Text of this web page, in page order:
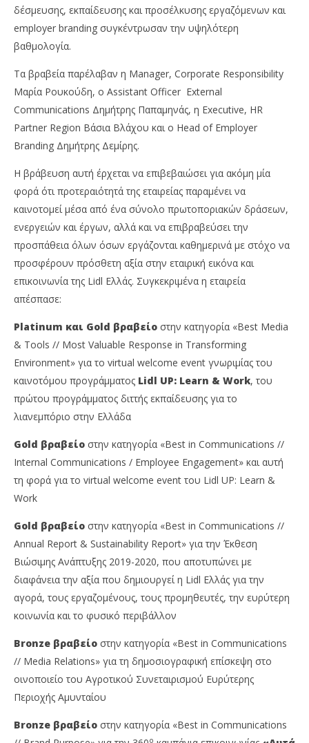
Lidl Ελλάς: Για 2η συνεχή χρονιά, αναδείχθηκε
«In-house PR Team of the Year» στα PR Awards
04/04/2023
pressroom
δέσμευσης, εκπαίδευσης και προσέλκυσης εργαζόμενων και
employer branding συγκέντρωσαν την υψηλότερη
βαθμολογία.
Τα βραβεία παρέλαβαν η Manager, Corporate Responsibility
Μαρία Ρουκούδη, ο Assistant Officer External
Communications Δημήτρης Παπαμηνάς, η Executive, HR
Partner Region Βάσια Βλάχου και ο Head of Employer
Branding Δημήτρης Δεμίρης.
Η βράβευση αυτή έρχεται να επιβεβαιώσει για ακόμη μία
φορά ότι προτεραιότητά της εταιρείας παραμένει να
καινοτομεί μέσα από ένα σύνολο πρωτοποριακών δράσεων,
ενεργειών και έργων, αλλά και να επιβραβεύσει την
προσπάθεια όλων όσων εργάζονται καθημερινά με στόχο να
προσφέρουν πρόσθετη αξία στην εταιρική εικόνα και
επικοινωνία της Lidl Ελλάς. Συγκεκριμένα η εταιρεία
απέσπασε:
Platinum και Gold βραβείο στην κατηγορία «Best Media
& Tools // Most Valuable Response in Transforming
Environment» για το virtual welcome event γνωριμίας του
καινοτόμου προγράμματος Lidl UP: Learn & Work, του
πρώτου προγράμματος διττής εκπαίδευσης για το
λιανεμπόριο στην Ελλάδα
Gold βραβείο στην κατηγορία «Best in Communications //
Internal Communications / Employee Engagement» και αυτή
τη φορά για το virtual welcome event του Lidl UP: Learn &
Work
Gold βραβείο στην κατηγορία «Best in Communications //
Annual Report & Sustainability Report» για την Έκθεση
Βιώσιμης Ανάπτυξης 2019-2020, που αποτυπώνει με
διαφάνεια την αξία που δημιουργεί η Lidl Ελλάς για την
αγορά, τους εργαζομένους, τους προμηθευτές, την ευρύτερη
κοινωνία και το φυσικό περιβάλλον
Bronze βραβείο στην κατηγορία «Best in Communications
// Media Relations» για τη δημοσιογραφική επίσκεψη στο
οινοποιείο του Αγροτικού Συνεταιρισμού Ευρύτερης
Περιοχής Αμυνταίου
Bronze βραβείο στην κατηγορία «Best in Communications
o